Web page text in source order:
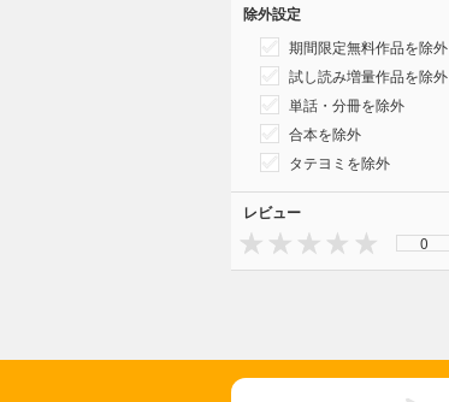
除外設定
期間限定無料作品を除外
試し読み増量作品を除外
単話・分冊を除外
合本を除外
タテヨミを除外
レビュー
0